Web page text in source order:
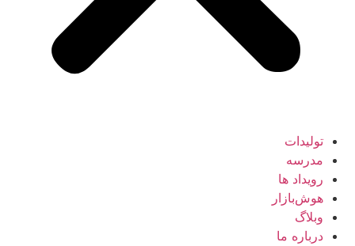
تولیدات
مدرسه
رویداد ها
هوش‌بازار
وبلاگ
درباره ما